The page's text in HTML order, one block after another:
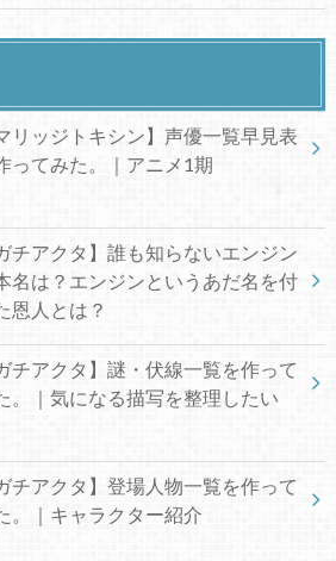
リッジトキシン】声優一覧早見表
ってみた。｜アニメ1期
チアクタ】誰も知らないエンジン
名は？エンジンというあだ名を付
恩人とは？
チアクタ】謎・伏線一覧を作って
。｜気になる描写を整理したい
チアクタ】登場人物一覧を作って
。｜キャラクター紹介